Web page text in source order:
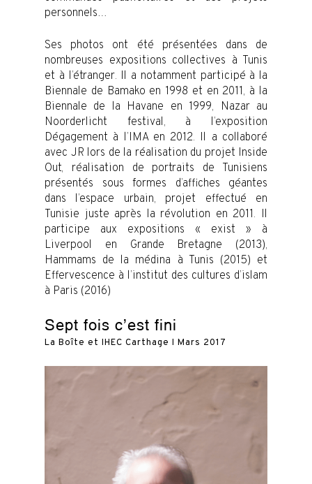
personnels…
Ses photos ont été présentées dans de
nombreuses expositions collectives à Tunis
et à l’étranger. Il a notamment participé à la
Biennale de Bamako en 1998 et en 2011, à la
Biennale de la Havane en 1999, Nazar au
Noorderlicht festival, à l’exposition
Dégagement à l’IMA en 2012. Il a collaboré
avec JR lors de la réalisation du projet Inside
Out, réalisation de portraits de Tunisiens
présentés sous formes d’affiches géantes
dans l’espace urbain, projet effectué en
Tunisie juste après la révolution en 2011. Il
participe aux expositions « exist » à
Liverpool en Grande Bretagne (2013),
Hammams de la médina à Tunis (2015) et
Effervescence à l’institut des cultures d’islam
à Paris (2016)
Sept fois c’est fini
La Boîte et IHEC Carthage I Mars 2017